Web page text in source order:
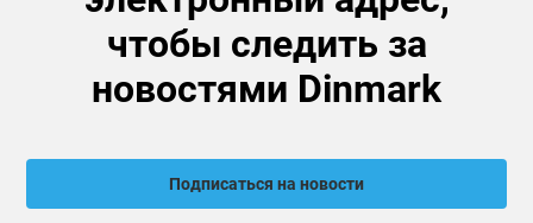
чтобы следить за
новостями Dinmark
Подписаться на новости